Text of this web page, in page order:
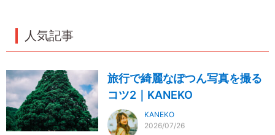
人気記事
旅行で綺麗なぽつん写真を撮る
コツ2｜KANEKO
KANEKO
2026/07/26